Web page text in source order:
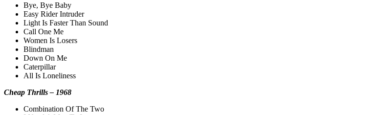
Bye, Bye Baby
Easy Rider Intruder
Light Is Faster Than Sound
Call One Me
Women Is Losers
Blindman
Down On Me
Caterpillar
All Is Loneliness
Cheap Thrills – 1968
Combination Of The Two